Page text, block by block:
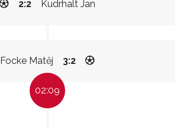
Kudrhalt Jan
2:2
Focke Matěj 3:2
02:09